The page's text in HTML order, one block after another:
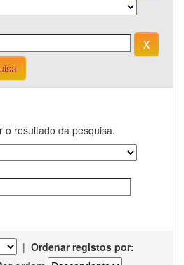
o resultado da pesquisa.
| Ordenar registos por: